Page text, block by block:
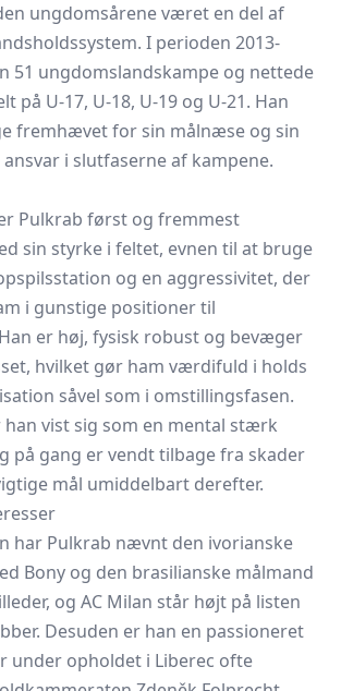
ungdomsårene været en del af
I perioden 2013-
51 ungdomslandskampe og nettede
på U-17, U-18, U-19 og U-21. Han
fremhævet for sin målnæse og sin
i slutfaserne af kampene.
Pulkrab først og fremmest
sin styrke i feltet, evnen til at bruge
og en aggressivitet, der
i gunstige positioner til
er høj, fysisk robust og bevæger
hvilket gør ham værdifuld i holds
såvel som i omstillingsfasen.
vist sig som en mental stærk
på gang er vendt tilbage fra skader
mål umiddelbart derefter.
har Pulkrab nævnt den ivorianske
Bony og den brasilianske målmand
og AC Milan står højt på listen
Desuden er han en passioneret
under opholdet i Liberec ofte